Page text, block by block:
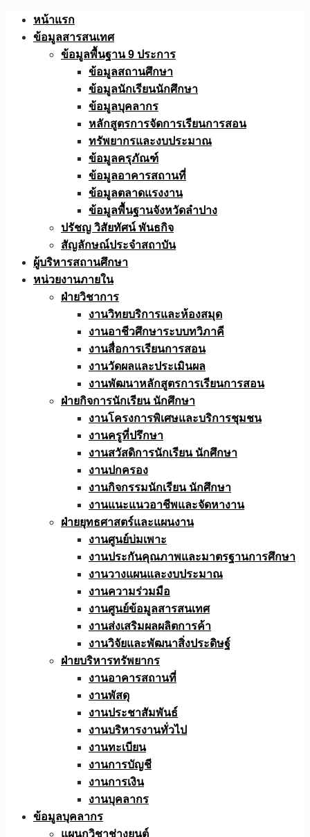
Skip
หน้าแรก
ข้อมูลสารสนเทศ
ข้อมูลพื้นฐาน 9 ประการ
ข้อมูลสถานศึกษา
ข้อมูลนักเรียนนักศึกษา
ข้อมูลบุคลากร
หลักสูตรการจัดการเรียนการสอน
ทรัพยากรและงบประมาณ
ข้อมูลครุภัณฑ์
ข้อมูลอาคารสถานที่
ข้อมูลตลาดแรงงาน
ข้อมูลพื้นฐานจังหวัดลำปาง
ปรัชญ วิสัยทัศน์ พันธกิจ
สัญลักษณ์ประจำสถาบัน
ผู้บริหารสถานศึกษา
หน่วยงานภายใน
ฝ่ายวิชาการ
งานวิทยบริการและห้องสมุด
งานอาชีวศึกษาระบบทวิภาคี
งานสื่อการเรียนการสอน
งานวัดผลและประเมินผล
งานพัฒนาหลักสูตรการเรียนการสอน
ฝ่ายกิจการนักเรียน นักศึกษา
งานโครงการพิเศษและบริการชุมชน
งานครูที่ปรึกษา
งานสวัสดิการนักเรียน นักศึกษา
งานปกครอง
งานกิจกรรมนักเรียน นักศึกษา
งานแนะแนวอาชีพและจัดหางาน
ฝ่ายยุทธศาสตร์และแผนงาน
งานศูนย์บ่มเพาะ
งานประกันคุณภาพและมาตรฐานการศึกษา
งานวางแผนและงบประมาณ
งานความร่วมมือ
งานศูนย์ข้อมูลสารสนเทศ
งานส่งเสริมผลผลิตการค้า
งานวิจัยและพัฒนาสิ่งประดิษฐ์
ฝ่ายบริหารทรัพยากร
งานอาคารสถานที่
งานพัสดุ
งานประชาสัมพันธ์
งานบริหารงานทั่วไป
งานทะเบียน
งานการบัญชี
งานการเงิน
งานบุคลากร
ข้อมูลบุคลากร
แผนกวิชาช่างยนต์